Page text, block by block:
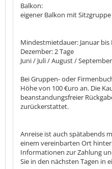
Balkon:
eigener Balkon mit Sitzgruppe
Mindestmietdauer: Januar
Dezember: 2 Tage
Juni / Juli / August /
Bei Gruppen- oder
Höhe von 100 €uro an. Die
beanstandungsfreier
zurückerstattet.
Anreise ist auch spätabends
einem vereinbarten Ort
Informationen zur Zahlung
Sie in den nächsten Tagen in